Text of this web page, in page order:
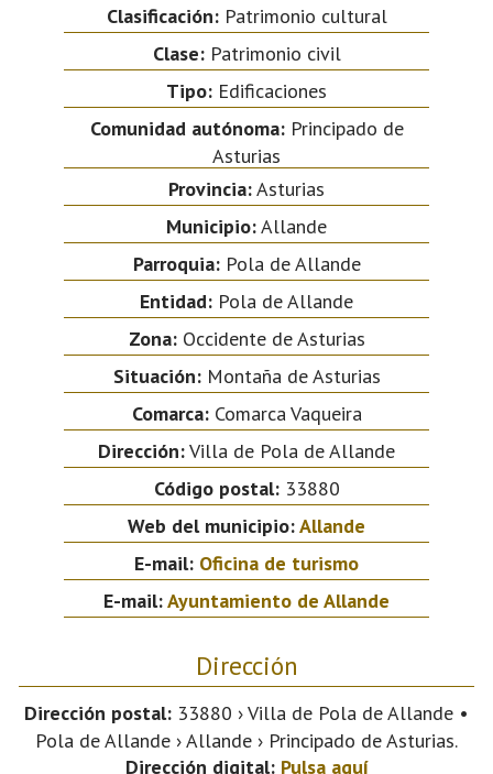
Clasificación:Patrimonio cultural
Clase:Patrimonio civil
Tipo: Edificaciones
Comunidad autónoma:Principado de
Asturias
Provincia:Asturias
Municipio:Allande
Parroquia:Pola de Allande
Entidad: Pola de Allande
Zona:Occidente de Asturias
Situación:Montaña de Asturias
Comarca:Comarca Vaqueira
Dirección:Villa de Pola de Allande
Código postal:33880
Web del municipio:Allande
E-mail: Oficina de turismo
E-mail:Ayuntamiento de Allande
Dirección
Dirección postal: 33880 › Villa de Pola de Allande •
Pola de Allande › Allande › Principado de Asturias.
Dirección digital: Pulsa aquí